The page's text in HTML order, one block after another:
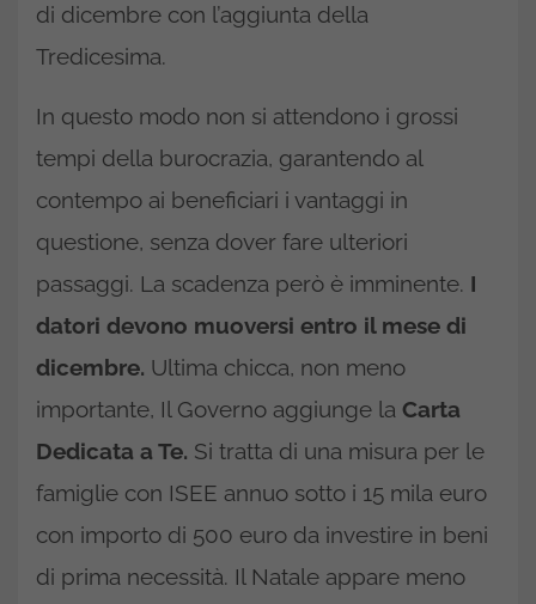
di dicembre con l’aggiunta della
Tredicesima.
In questo modo non si attendono i grossi
tempi della burocrazia, garantendo al
contempo ai beneficiari i vantaggi in
questione, senza dover fare ulteriori
passaggi. La scadenza però è imminente. I
datori devono muoversi entro il mese di
dicembre. Ultima chicca, non meno
importante, Il Governo aggiunge la Carta
Dedicata a Te. Si tratta di una misura per le
famiglie con ISEE annuo sotto i 15 mila euro
con importo di 500 euro da investire in beni
di prima necessità. Il Natale appare meno